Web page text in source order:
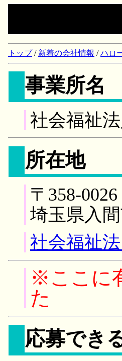
トップ/ 新着の会社情報 /ハロ
事業所名
社会福祉
所在地
〒358-0026
埼玉県入
社会福祉
※ここに
た
応募でき